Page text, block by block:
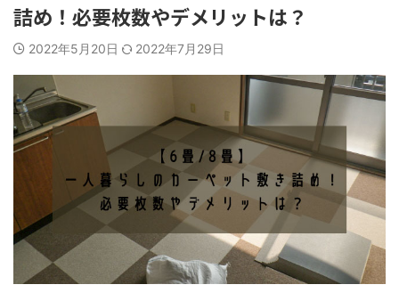
詰め！必要枚数やデメリットは？
2022年5月20日 2022年7月29日